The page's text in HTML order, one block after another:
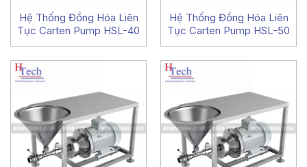
Hệ Thống Đồng Hóa Liên
Tục Carten Pump HSL-40
Hệ Thống Đồng Hóa Liên
Tục Carten Pump HSL-50